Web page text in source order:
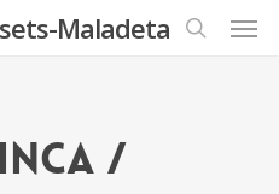
Maladeta
/